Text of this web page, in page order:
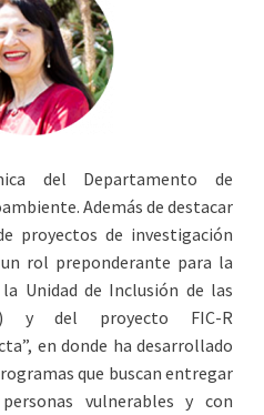
del Departamento de
Además de destacar
proyectos de investigación
rol preponderante para la
Unidad de Inclusión de las
y del proyecto FIC-R
en donde ha desarrollado
que buscan entregar
vulnerables y con